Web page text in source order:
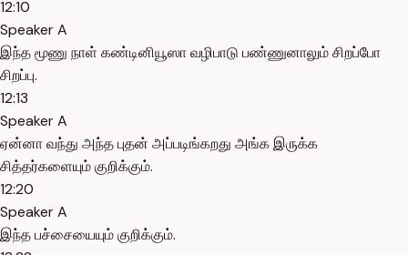
12:10
Speaker A
இந்த மூணு நாள் கண்டினியூஸா வழிபாடு பண்ணுனாலும் சிறப்போ
சிறப்பு.
12:13
Speaker A
ஏன்னா வந்து அந்த புதன் அப்படிங்கறது அங்க இருக்க
சித்தர்களையும் குறிக்கும்.
12:20
Speaker A
இந்த பச்சையையும் குறிக்கும்.